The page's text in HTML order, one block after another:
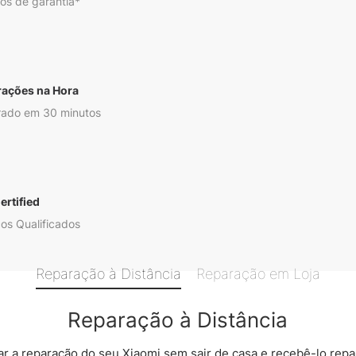
na Hora
em 30 minutos
Qualificados
Reparação à Distância Reparação em Loja
Reparação à Distância